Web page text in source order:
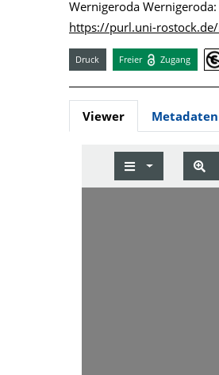
Wernigeroda
https://purl.uni-
Druck Freier Zugang
Viewer Metadaten